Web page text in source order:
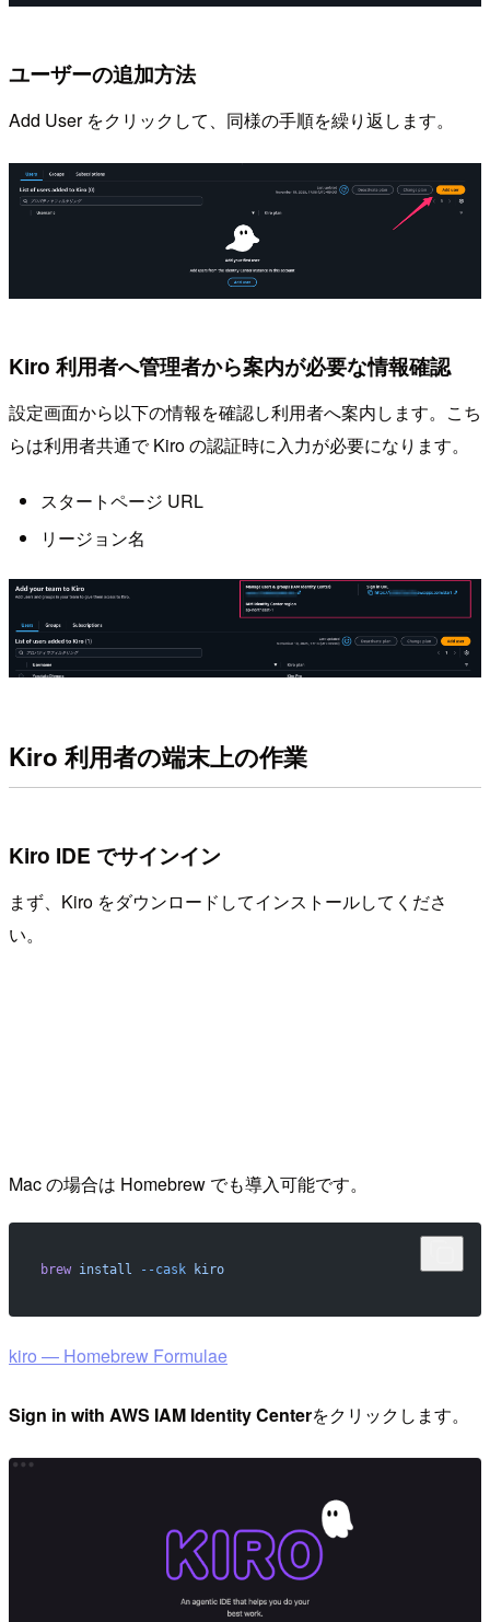
ユーザーの追加方法
Add User をクリックして、同様の手順を繰り返します。
Kiro 利用者へ管理者から案内が必要な情報確認
設定画面から以下の情報を確認し利用者へ案内します。こち
らは利用者共通で Kiro の認証時に入力が必要になります。
スタートページ URL
リージョン名
Kiro 利用者の端末上の作業
Kiro IDE でサインイン
まず、Kiro をダウンロードしてインストールしてくださ
い。
Mac の場合は Homebrew でも導入可能です。
brew install --cask kiro
kiro — Homebrew Formulae
Sign in with AWS IAM Identity Centerをクリックします。